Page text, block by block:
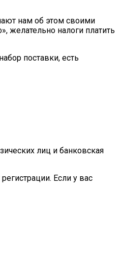
нам об этом своими
желательно налоги платить
поставки, есть
лиц и банковская
Если у вас